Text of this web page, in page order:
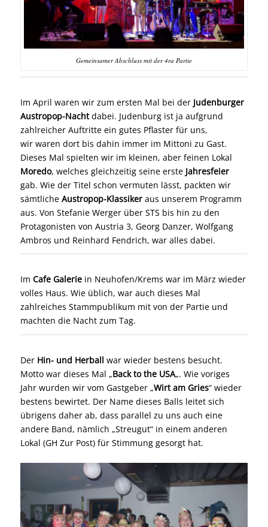
Gemeinsamer Abschluss mit der 4ra Partie
Im April waren wir zum ersten Mal bei der Judenburger
Austropop-Nachtdabei. Judenburg ist ja aufgrund
zahlreicher Auftritte ein gutes Pflaster für uns,
wir waren dort bis dahin immer im Mittoni zu Gast.
Dieses Mal spielten wir im kleinen, aber feinen Lokal
Moredo, welches gleichzeitig seine erste Jahresfeier
gab. Wie der Titel schon vermuten lässt, packten wir
sämtliche Austropop-Klassikeraus unserem Programm
aus. Von Stefanie Werger über STS bis hin zu den
Protagonisten von Austria 3, Georg Danzer, Wolfgang
Ambros und Reinhard Fendrich, war alles dabei.
Im Cafe Galeriein Neuhofen/Krems war im März wieder
volles Haus. Wie üblich, war auch dieses Mal
zahlreiches Stammpublikum mit von der Partie und
machten die Nacht zum Tag.
Der Hin- und Herball war wieder bestens besucht.
Motto war dieses Mal „Back to the USA„. Wie voriges
Jahr wurden wir vom Gastgeber „Wirt am Gries“ wieder
bestens bewirtet. Der Name dieses Balls leitet sich
übrigens daher ab, dass parallel zu uns auch eine
andere Band, nämlich „Streugut“ in einem anderen
Lokal (GH Zur Post) für Stimmung gesorgt hat.